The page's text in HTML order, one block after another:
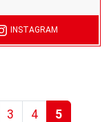
INSTAGRAM
3 4 5